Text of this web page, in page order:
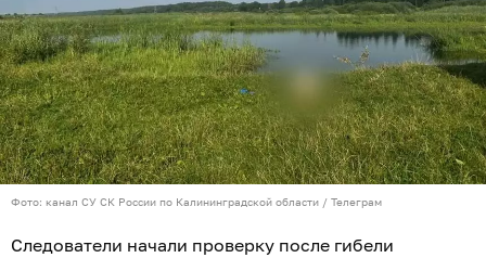
Фото: канал СУ СК России по Калининградской области / Телеграм
Следователи начали проверку после гибели